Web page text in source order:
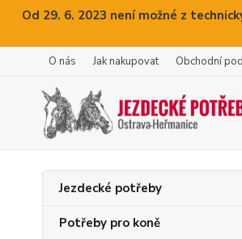
Od 29. 6. 2023 není možné z
O nás Jak nakupovat Obchodní
Jezdecké potřeby
Potřeby pro koně